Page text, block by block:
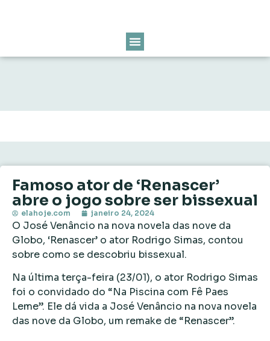
Famoso ator de ‘Renascer’
abre o jogo sobre ser bissexual
elahoje.com janeiro 24, 2024
O José Venâncio na nova novela das nove da
Globo, ‘Renascer’ o ator Rodrigo Simas, contou
sobre como se descobriu bissexual.
Na última terça-feira (23/01), o ator Rodrigo Simas
foi o convidado do “Na Piscina com Fê Paes
Leme”. Ele dá vida a José Venâncio na nova novela
das nove da Globo, um remake de “Renascer”.